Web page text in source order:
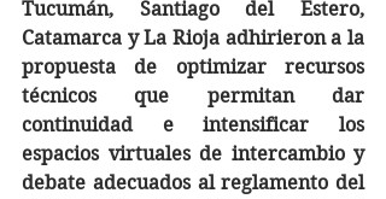
Tucumán, Santiago del Estero,
Catamarca y La Rioja adhirieron a la
propuesta de optimizar recursos
técnicos que permitan dar
continuidad e intensificar los
espacios virtuales de intercambio y
debate adecuados al reglamento del